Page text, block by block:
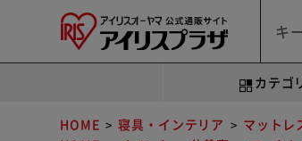
カテゴ
HOME 寝具・インテリア マットレ